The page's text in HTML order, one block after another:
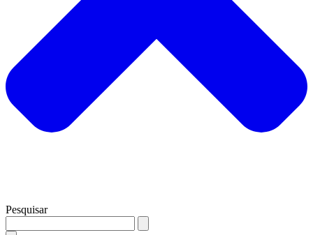
Pesquisar